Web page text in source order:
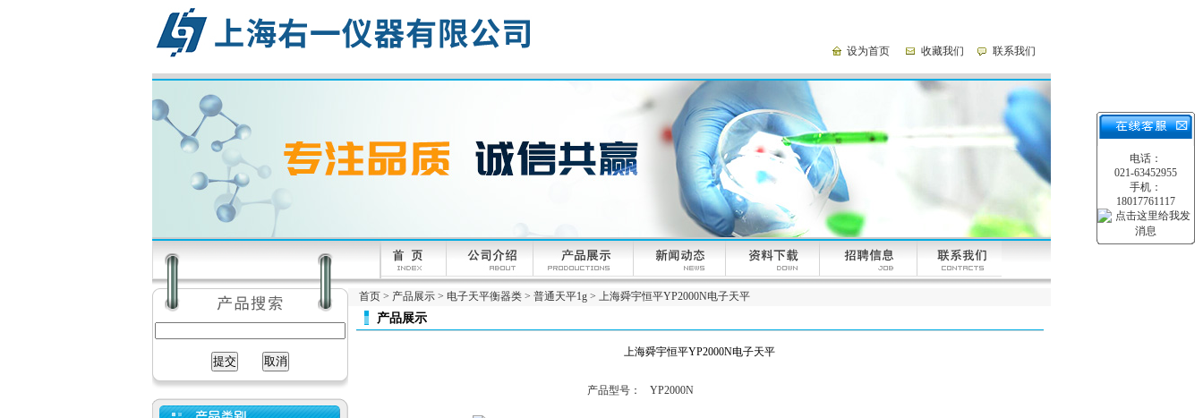
设为首页 收藏我们 联系我们
电话：
021-63452955
手机：
18017761117
首页 > 产品展示 > 电子天平衡器类 > 普通天平1g > 上海舜宇恒平YP2000N电子天平
产品展示
上海舜宇恒平YP2000N电子天平
产品型号： YP2000N